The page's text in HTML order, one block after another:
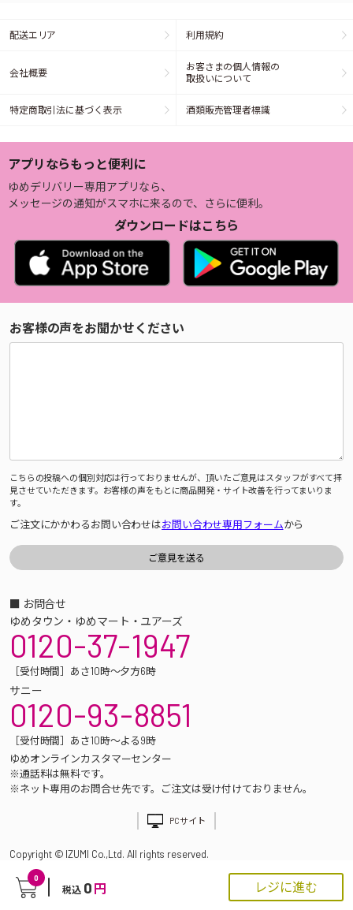
0
税込 0 円 レジに進む
配送エリア 利用規約
会社概要
お客さまの個人情報の
取扱いについて
特定商取引法に基づく表示 酒類販売管理者標識
アプリならもっと便利に
ゆめデリバリー専用アプリなら、
メッセージの通知がスマホに来るので、さらに便利。
ダウンロードはこちら
お客様の声をお聞かせください
こちらの投稿への個別対応は行っておりませんが、頂いたご意見はスタッフがすべて拝
見させていただきます。お客様の声をもとに商品開発・サイト改善を行ってまいりま
す。
ご注文にかかわるお問い合わせはお問い合わせ専用フォームから
■ お問合せ
ゆめタウン・ゆめマート・ユアーズ
0120-37-1947
［受付時間］あさ10時～夕方6時
サニー
0120-93-8851
［受付時間］あさ10時～よる9時
ゆめオンラインカスタマーセンター
※通話料は無料です。
※ネット専用のお問合せ先です。ご注文は受け付けておりません。
PCサイト
Copyright © IZUMI Co.,Ltd. All rights reserved.